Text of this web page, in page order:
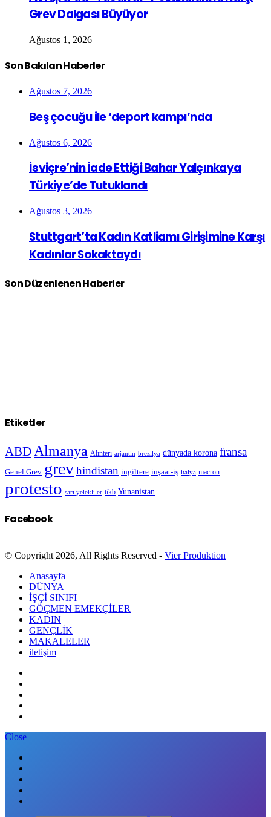
Grev Dalgası Büyüyor
Ağustos 1, 2026
Son Bakılan Haberler
Ağustos 7, 2026
Beş çocuğu ile ‘deport kampı’nda
Ağustos 6, 2026
İsviçre’nin İade Ettiği Bahar Yalçınkaya
Türkiye’de Tutuklandı
Ağustos 3, 2026
Stuttgart’ta Kadın Katliamı Girişimine Karşı
Kadınlar Sokaktaydı
Son Düzenlenen Haberler
Etiketler
ABD Almanya Alınteri arjantin brezilya dünyada korona fransa
Genel Grev grevhindistan ingiltere inşaat-iş italya macron
protesto sarı yelekliler tikb Yunanistan
Facebook
© Copyright 2026, All Rights Reserved - Vier Produktion
Anasayfa
DÜNYA
İŞÇİ SINIFI
GÖÇMEN EMEKÇİLER
KADIN
GENÇLİK
MAKALELER
iletişim
Close